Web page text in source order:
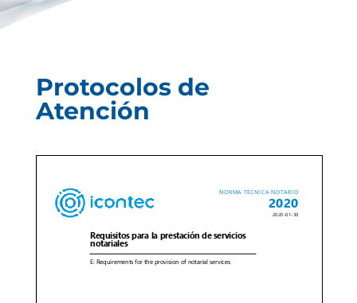
Protocolos de
Atención